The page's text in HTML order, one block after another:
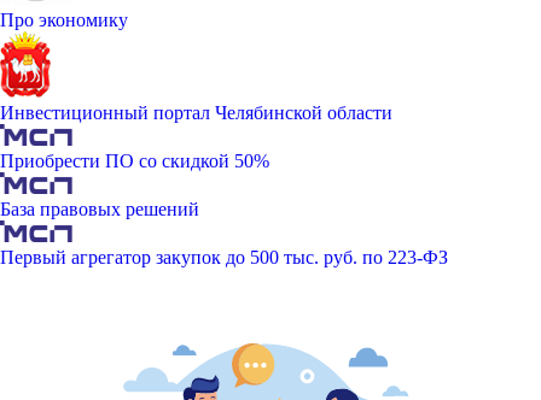
Про экономику
Инвестиционный портал Челябинской области
Приобрести ПО со скидкой 50%
База правовых решений
Первый агрегатор закупок до 500 тыс. руб. по 223-ФЗ